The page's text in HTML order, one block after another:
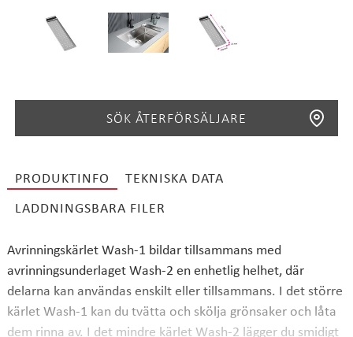
SÖK ÅTERFÖRSÄLJARE
SÖK
PRODUKTINFO
TEKNISKA DATA
LADDNINGSBARA FILER
Avrinningskärlet Wash-1 bildar tillsammans med
avrinningsunderlaget Wash-2 en enhetlig helhet, där
delarna kan användas enskilt eller tillsammans. I det större
kärlet Wash-1 kan du tvätta och skölja grönsaker och låta
dem rinna av. I det mindre kärlet Wash-2 lägger du smidigt